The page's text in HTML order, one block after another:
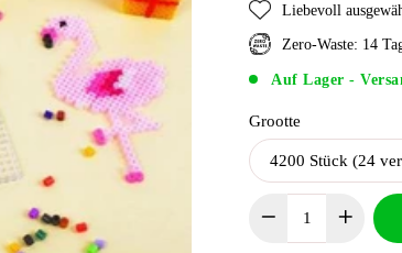
Liebevoll
Zero-Waste: 14
Auf Lager -
Grootte